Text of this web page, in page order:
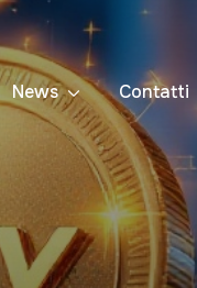
News Contatti